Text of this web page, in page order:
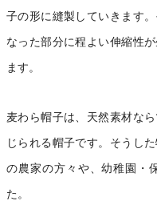
子の形に縫製していきます
なった部分に程よい伸縮性
ます。
麦わら帽子は、天然素材な
じられる帽子です。そうし
の農家の方々や、幼稚園・
た。